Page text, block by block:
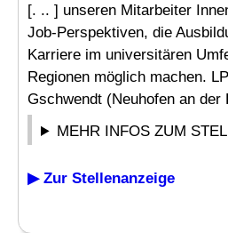
[. .. ] unseren Mitarbeiter
Job-Perspektiven, die
Karriere im universitären
Regionen möglich machen.
Gschwendt (Neuhofen an der
MEHR INFOS ZUM
▶ Zur Stellenanzeige